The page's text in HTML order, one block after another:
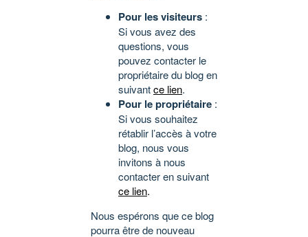
Pour les visiteurs :
Si vous avez des
questions, vous
pouvez contacter le
propriétaire du blog en
suivantce lien.
Pour le propriétaire :
Si vous souhaitez
rétablir l’accès à votre
blog, nous vous
invitons à nous
contacter en suivant
ce lien.
Nous espérons que ce blog
pourra être de nouveau